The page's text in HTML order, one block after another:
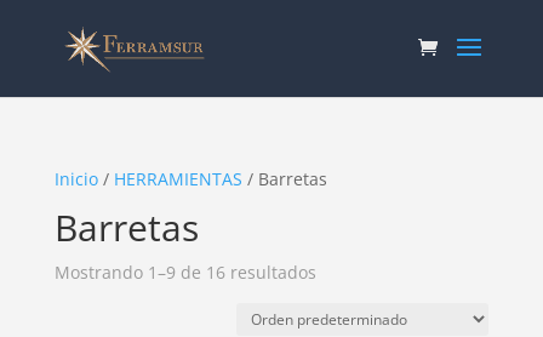
Inicio/ HERRAMIENTAS / Barretas
Barretas
Mostrando 1–9 de 16 resultados